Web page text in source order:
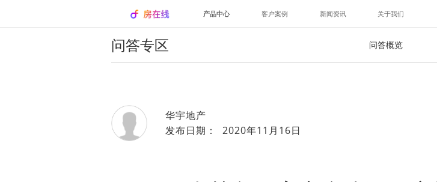
产品中心 客户案例 新闻资讯 关于我们
问答专区 问答概览
华宇地产
发布日期： 2020年11月16日